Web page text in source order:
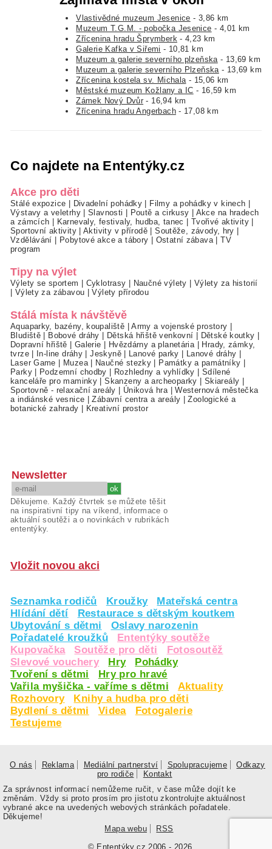
Vlastivědné muzeum Jesenice - 3,86 km
Muzeum T.G.M. - pobočka Jesenice - 4,01 km
Zřícenina hradu Šprymberk- 4,23 km
Galerie Kafka v Siřemi - 10,81 km
Muzeum a galerie severního plzeňska- 13,69 km
Muzeum a galerie severního Plzeňska- 13,69 km
Zřícenina kostela sv. Michala- 15,06 km
Městské muzeum Kožlany a IC - 16,59 km
Zámek Nový Dvůr - 16,94 km
Zřícenina hradu Angerbach- 17,08 km
Co najdete na Ententýky.cz
Akce pro děti
Stálé expozice Divadelní pohádky Filmy a pohádky v kinech
Výstavy a veletrhy|Slavnosti Poutě a cirkusy
Akce na hradech
a zámcích
Karnevaly, festivaly, hudba, tanec Tvořivé aktivity
Sportovní aktivity|Aktivity v přírodě |Soutěže, závody, hry
Vzdělávání
Pobytové akce a tábory Ostatní zábava|TV
program
Tipy na výlet
Výlety se sportem Cyklotrasy Naučné výlety
Výlety za historií
Výlety za zábavou |Výlety přírodou
Stálá místa k návštěvě
Aquaparky, bazény, koupaliště |Army a vojenské prostory
Bludiště
Bobové dráhy Dětská hřiště venkovní Dětské koutky
Dopravní hřiště
Galerie Hvězdárny a planetária|
Hrady, zámky,
tvrze| In-line dráhy |Jeskyně| Lanové parky Lanové dráhy
Laser Game
Muzea| Naučné stezky Památky a památníky
Parky| Podzemní chodby Rozhledny a vyhlídky
Sdílené
kanceláře pro maminky |Skanzeny a archeoparky Skiareály
Sportovně - relaxační areály
Úniková hra|Westernová městečka
a indiánské vesnice |Zábavní centra a areály |Zoologické a
botanické zahrady
Kreativní prostor
Newsletter
Děkujeme. Každý čtvrtek se můžete těšit
na inspirativní tipy na víkend, informace o
aktuální soutěži a o novinkách v rubrikách
ententýky.
Vložit novou akci
Seznamka rodičů Kroužky
Mateřská centra
Hlídání dětí
Restaurace s dětským koutkem
Ubytování s dětmi
Oslavy narozenin
Pořadatelé kroužků
Ententýky soutěže
Kupovačka
Soutěže pro děti
Fotosoutěž
Slevové vouchery
Hry
Pohádky
Tvoření s dětmi
Hry pro hravé
Vařila myšička - vaříme s dětmi
Aktuality
Rozhovory
Knihy a hudba pro děti
Bydlení s dětmi
Videa
Fotogalerie
Testujeme
O nás Reklama Mediální partnerství Spolupracujeme
Odkazy
pro rodiče
Kontakt
© Ententýky.cz 2006 - 2026
Za správnost informací nemůžeme ručit, v čase může dojít ke
změnám. Vždy si proto prosím pro jistotu zkontrolujte aktuálnost
vybrané akce na uvedených webových stránkách pořadatele.
Děkujeme!
Mapa webu
RSS